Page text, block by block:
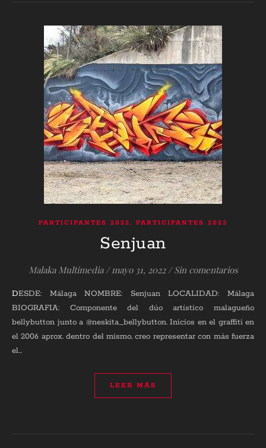
PARTICIPANTES 2022, PARTICIPANTES 2023
Senjuan
Malaka Multimedia / mayo 31, 2022 / Sin comentarios
DESDE: Málaga NOMBRE: Senjuan LOCALIDAD: Málaga
BIOGRAFIA: Componente del dúo artístico malagueño
bellybutton junto a @neskita_bellybutton. Inicios en el graffiti en
el 2006 aprox. dentro del mismo, creo representar con más fuerza
el…
LEER MÁS